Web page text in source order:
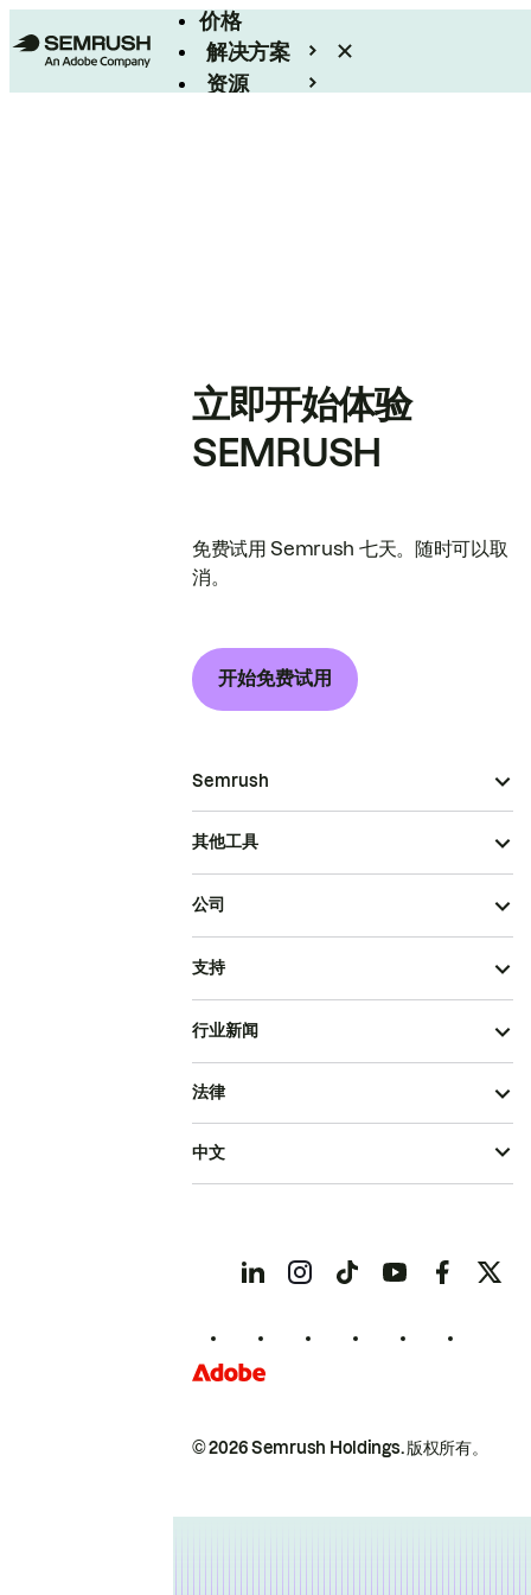
价格
解决方案
资源
立即开始体验
SEMRUSH
免费试用 Semrush 七天。随时可以取
消。
开始免费试用
Semrush
其他工具
公司
支持
行业新闻
© 2026 Semrush Holdings.版权所有。
法律
中文